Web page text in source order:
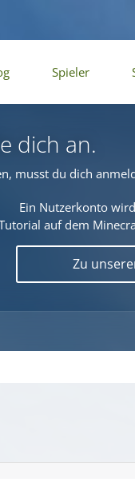
Spieler
dich an.
musst du dich
Ein Nutzerkonto
auf dem
Zu